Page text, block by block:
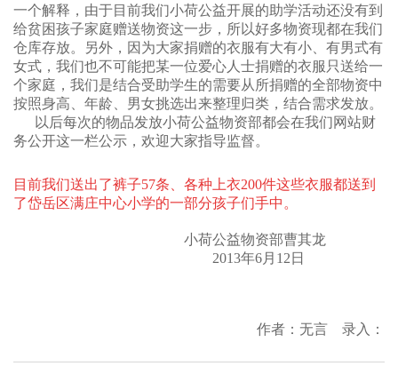
一个解释，由于目前我们小荷公益开展的助学活动还没有到
给贫困孩子家庭赠送物资这一步，所以好多物资现都在我们
仓库存放。另外，因为大家捐赠的衣服有大有小、有男式有
女式，我们也不可能把某一位爱心人士捐赠的衣服只送给一
个家庭，我们是结合受助学生的需要从所捐赠的全部物资中
按照身高、年龄、男女挑选出来整理归类，结合需求发放。
以后每次的物品发放小荷公益物资部都会在我们网站财
务公开这一栏公示，欢迎大家指导监督。
目前我们送出了裤子57条、各种上衣200件这些衣服都送到
了岱岳区满庄中心小学的一部分孩子们手中。
小荷公益物资部曹其龙
2013年6月12日
作者：无言 录入：